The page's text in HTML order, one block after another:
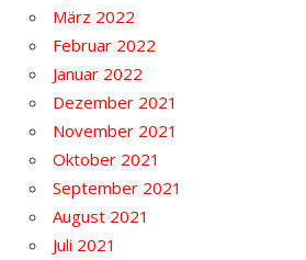
März 2022
Februar 2022
Januar 2022
Dezember 2021
November 2021
Oktober 2021
September 2021
August 2021
Juli 2021